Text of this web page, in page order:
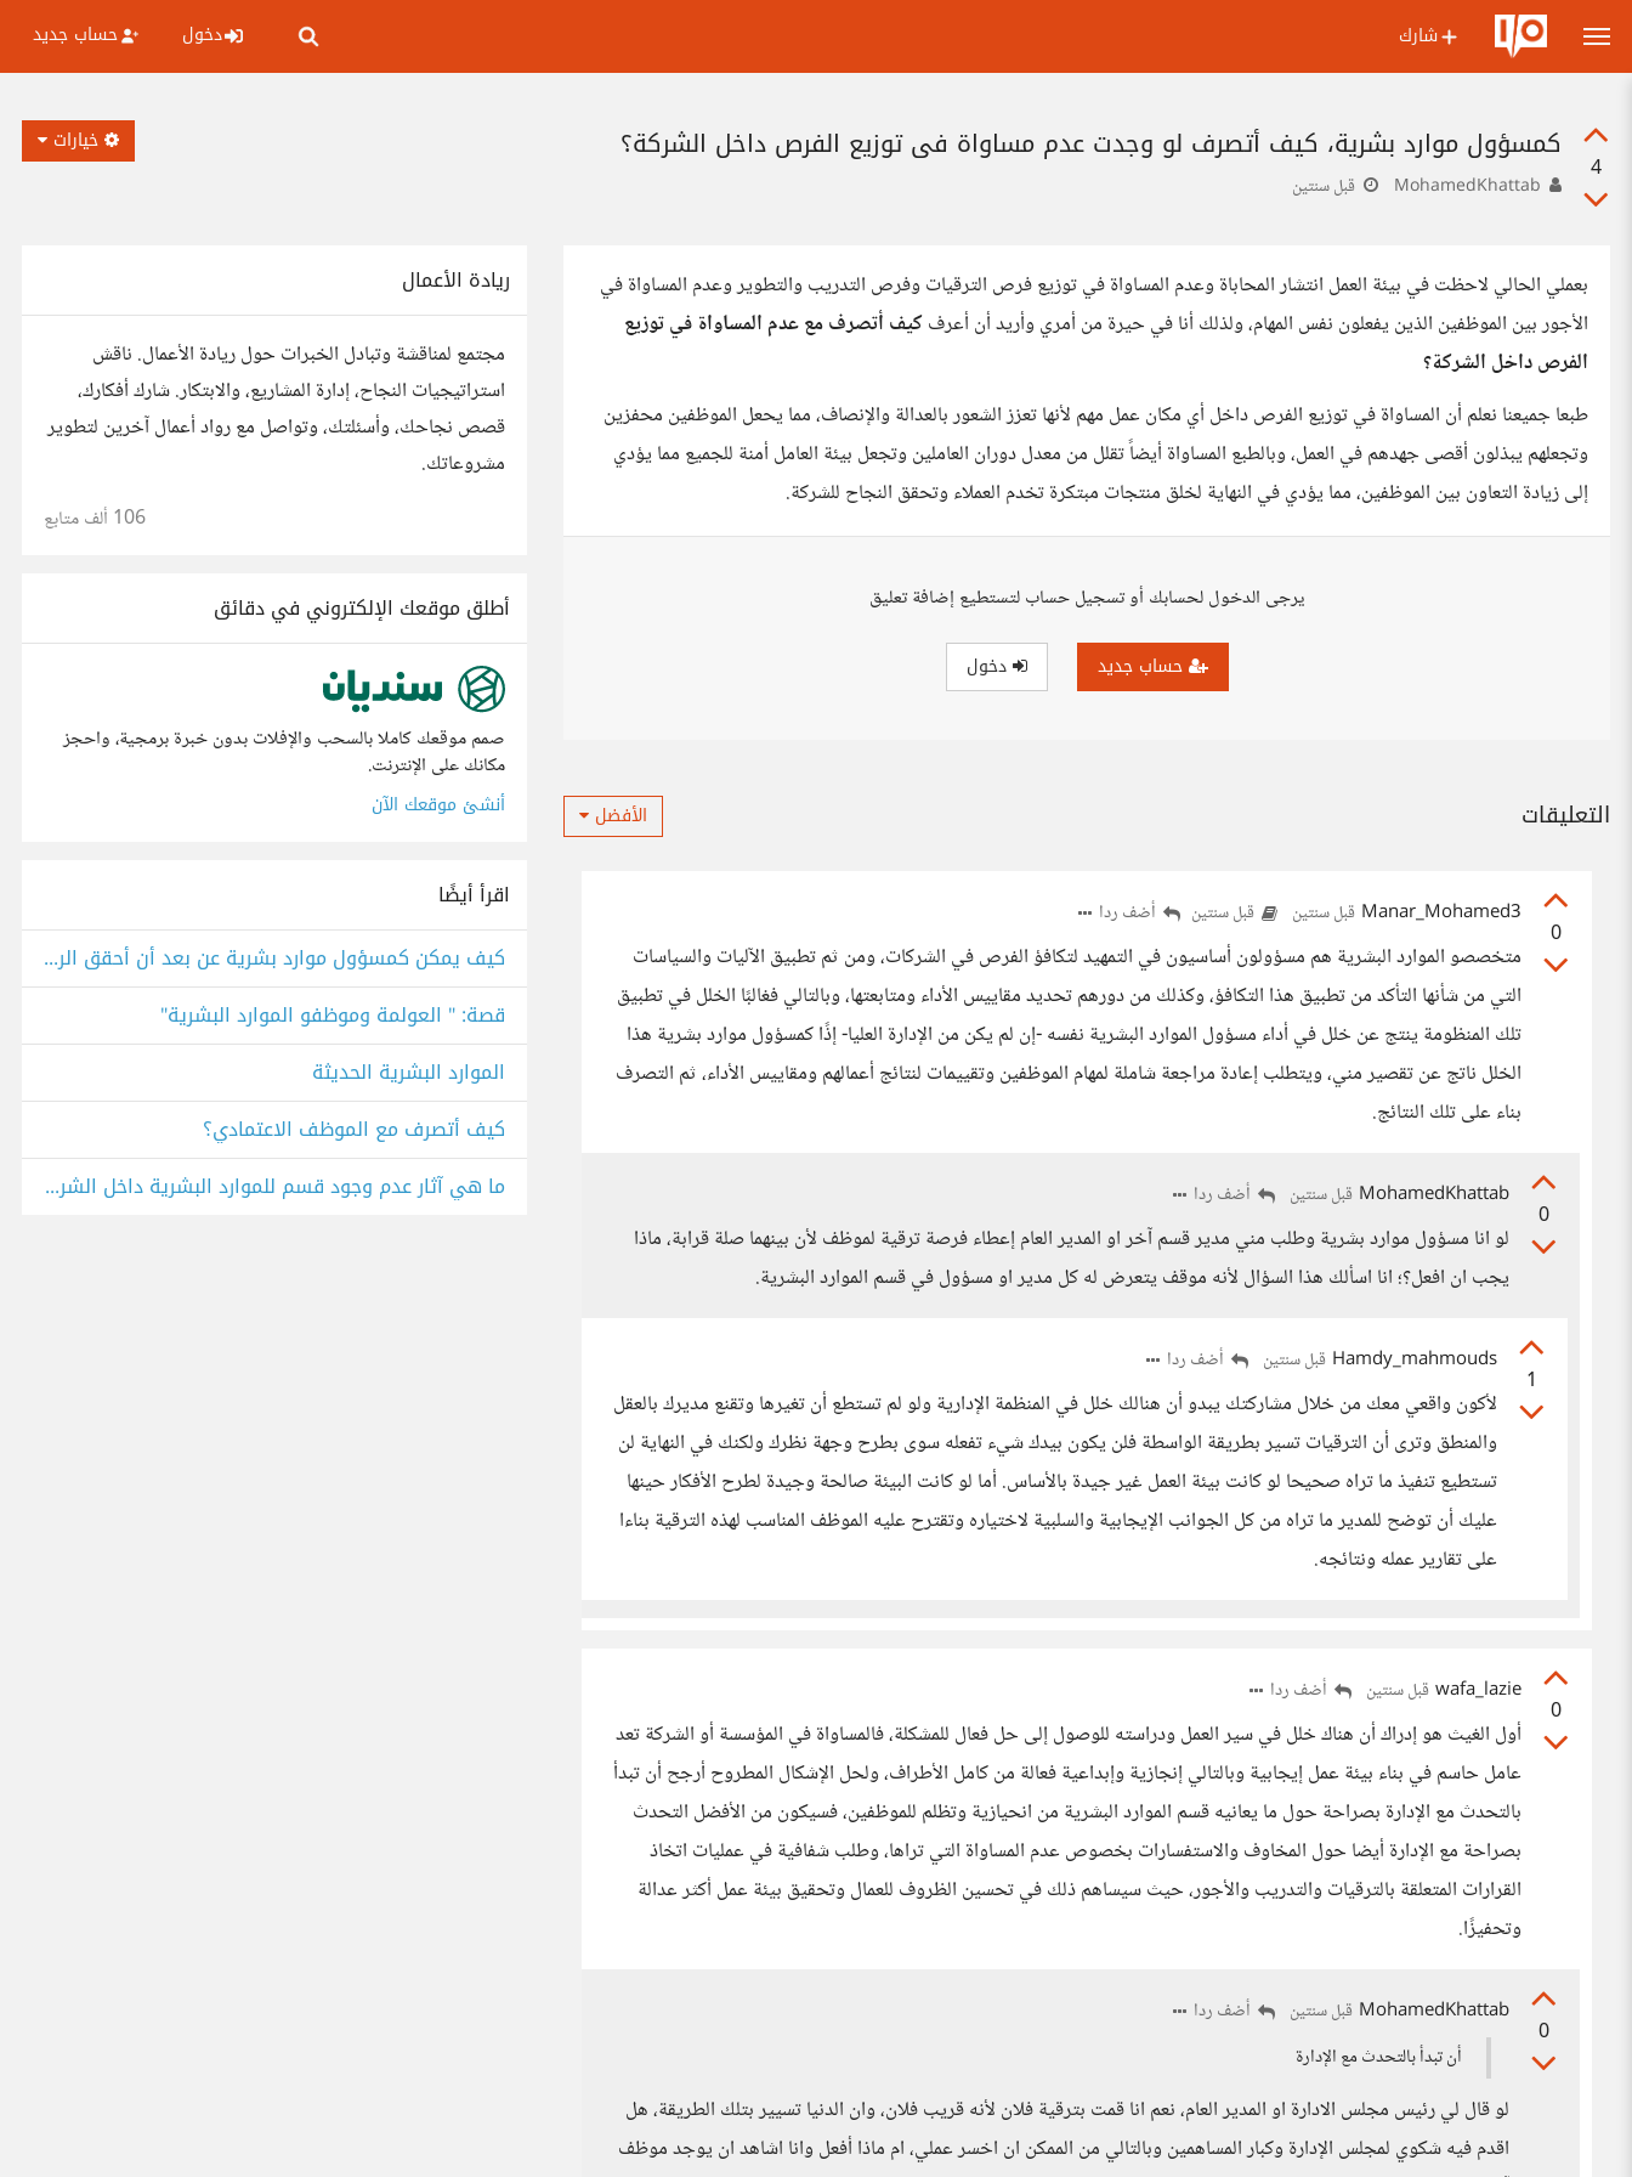
شارك دخول حساب جديد
4
كمسؤول موارد بشرية، كيف أتصرف لو وجدت عدم مساواة في توزيع الفرص داخل الشركة؟
قبل سنتين
خيارات
بعملي الحالي لاحظت في بيئة العمل انتشار المحاباة وعدم المساواة في توزيع فرص الترقيات وفرص التدريب والتطوير وعدم المساواة في
الأجور بين الموظفين الذين يفعلون نفس المهام، ولذلك أنا في حيرة من أمري وأريد أن أعرفكيف أتصرف مع عدم المساواة في توزيع
الفرص داخل الشركة؟
طبعا جميعنا نعلم أن المساواة في توزيع الفرص داخل أي مكان عمل مهم لأنها تعزز الشعور بالعدالة والإنصاف، مما يحعل الموظفين محفزين
وتجعلهم يبذلون أقصى جهدهم في العمل، وبالطبع المساواة أيضاً تقلل من معدل دوران العاملين وتجعل بيئة العامل أمنة للجميع مما يؤدي
إلى زيادة التعاون بين الموظفين، مما يؤدي في النهاية لخلق منتجات مبتكرة تخدم العملاء وتحقق النجاح للشركة.
يرجى الدخول لحسابك أو تسجيل حساب لتستطيع إضافة تعليق
حساب جديد دخول
التعليقات الأفضل
0
Manar_Mohamed3 قبل سنتين قبل سنتين أضف ردا
متخصصو الموارد البشرية هم مسؤولون أساسيون في التمهيد لتكافؤ الفرص في الشركات، ومن ثم تطبيق الآليات والسياسات
التي من شأنها التأكد من تطبيق هذا التكافؤ، وكذلك من دورهم تحديد مقاييس الأداء ومتابعتها، وبالتالي فغالبًا الخلل في تطبيق
تلك المنظومة ينتج عن خلل في أداء مسؤول الموارد البشرية نفسه -إن لم يكن من الإدارة العليا- إذًا كمسؤول موارد بشرية هذا
الخلل ناتج عن تقصير مني، ويتطلب إعادة مراجعة شاملة لمهام الموظفين وتقييمات لنتائج أعمالهم ومقاييس الأداء، ثم التصرف
بناء على تلك النتائج.
0
MohamedKhattab قبل سنتين أضف ردا
لو انا مسؤول موارد بشرية وطلب مني مدير قسم آخر او المدير العام إعطاء فرصة ترقية لموظف لأن بينهما صلة قرابة، ماذا
يجب ان افعل؟؛ انا اسألك هذا السؤال لأنه موقف يتعرض له كل مدير او مسؤول في قسم الموارد البشرية.
1
Hamdy_mahmouds قبل سنتين أضف ردا
لأكون واقعي معك من خلال مشاركتك يبدو أن هنالك خلل في المنظمة الإدارية ولو لم تستطع أن تغيرها وتقنع مديرك بالعقل
والمنطق وترى أن الترقيات تسير بطريقة الواسطة فلن يكون بيدك شيء تفعله سوى بطرح وجهة نظرك ولكنك في النهاية لن
تستطيع تنفيذ ما تراه صحيحا لو كانت بيئة العمل غير جيدة بالأساس. أما لو كانت البيئة صالحة وجيدة لطرح الأفكار حينها
عليك أن توضح للمدير ما تراه من كل الجوانب الإيجابية والسلبية لاختياره وتقترح عليه الموظف المناسب لهذه الترقية بناءا
على تقارير عمله ونتائجه.
0
wafa_lazie قبل سنتين أضف ردا
أول الغيث هو إدراك أن هناك خلل في سير العمل ودراسته للوصول إلى حل فعال للمشكلة، فالمساواة في المؤسسة أو الشركة تعد
عامل حاسم في بناء بيئة عمل إيجابية وبالتالي إنجازية وإبداعية فعالة من كامل الأطراف، ولحل الإشكال المطروح أرجح أن تبدأ
بالتحدث مع الإدارة بصراحة حول ما يعانيه قسم الموارد البشرية من انحيازية وتظلم للموظفين، فسيكون من الأفضل التحدث
بصراحة مع الإدارة أيضا حول المخاوف والاستفسارات بخصوص عدم المساواة التي تراها، وطلب شفافية في عمليات اتخاذ
القرارات المتعلقة بالترقيات والتدريب والأجور، حيث سيساهم ذلك في تحسين الظروف للعمال وتحقيق بيئة عمل أكثر عدالة
وتحفيزًا.
0
MohamedKhattab قبل سنتين
أضف ردا
أن تبدأ بالتحدث مع الإدارة
لو قال لي رئيس مجلس الادارة او المدير العام، نعم انا قمت بترقية فلان لأنه قريب فلان، وان الدنيا تسيير بتلك الطريقة، هل
اقدم فيه شكوي لمجلس الإدارة وكبار المساهمين وبالتالي من الممكن ان اخسر عملي، ام ماذا أفعل وانا اشاهد ان يوجد موظف
ريادة الأعمال
مجتمع لمناقشة وتبادل الخبرات حول ريادة الأعمال. ناقش
استراتيجيات النجاح، إدارة المشاريع، والابتكار. شارك أفكارك،
قصص نجاحك، وأسئلتك، وتواصل مع رواد أعمال آخرين لتطوير
مشروعاتك.
106 ألف متابع
أطلق موقعك الإلكتروني في دقائق
صمم موقعك كاملا بالسحب والإفلات بدون خبرة برمجية، واحجز
مكانك على الإنترنت.
أنشئ موقعك الآن
اقرأ أيضًا
كيف يمكن كمسؤول موارد بشرية عن بعد أن أحقق الرفاهية للموظف ؟؟
قصة: " العولمة وموظفو الموارد البشرية"
الموارد البشرية الحديثة
كيف أتصرف مع الموظف الاعتمادي؟
ما هي آثار عدم وجود قسم للموارد البشرية داخل الشركات؟